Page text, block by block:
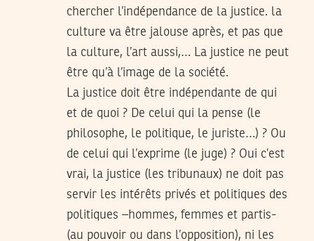
chercher l’indépendance de la justice. la
culture va être jalouse après, et pas que
la culture, l’art aussi,… La justice ne peut
être qu’à l’image de la société.
La justice doit être indépendante de qui
et de quoi ? De celui qui la pense (le
philosophe, le politique, le juriste…) ? Ou
de celui qui l’exprime (le juge) ? Oui c’est
vrai, la justice (les tribunaux) ne doit pas
servir les intérêts privés et politiques des
politiques –hommes, femmes et partis-
(au pouvoir ou dans l’opposition), ni les